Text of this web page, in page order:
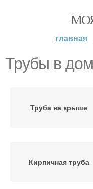
главная
Трубы в
Труба на крыше
Кирпичная труба